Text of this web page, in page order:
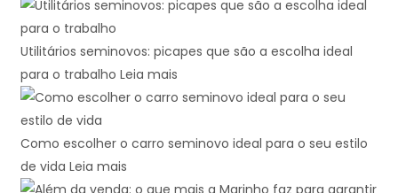
Utilitários seminovos: picapes que são a escolha ideal
para o trabalho Leia mais
Como escolher o carro seminovo ideal para o seu estilo
de vida Leia mais